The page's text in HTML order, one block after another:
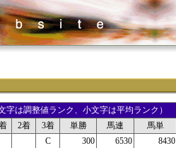
字は調整値ランク、小文字は平均ランク）
2着 3着 単勝 馬連 馬単
C 300 6530 8430